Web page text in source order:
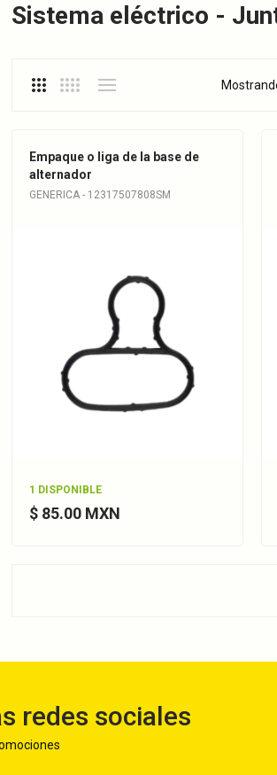
Sistema eléctrico -
Empaque o liga de la base de
alternador
GENERICA - 12317507808SM
1 DISPONIBLE
$ 85.00 MXN
redes sociales